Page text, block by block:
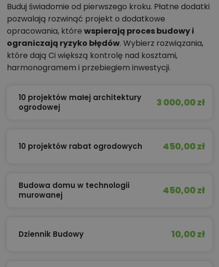
Buduj świadomie od pierwszego kroku. Płatne dodatki
pozwalają rozwinąć projekt o dodatkowe
opracowania, które wspierają proces budowy i
ograniczają ryzyko błędów. Wybierz rozwiązania,
które dają Ci większą kontrolę nad kosztami,
harmonogramem i przebiegiem inwestycji.
10 projektów małej architektury
ogrodowej
3 000,00 zł
10 projektów rabat ogrodowych 450,00 zł
Budowa domu w technologii
murowanej
450,00 zł
Dziennik Budowy 10,00 zł